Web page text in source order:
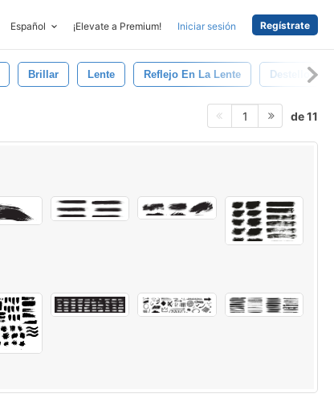
Español ¡Elevate a Premium! Iniciar sesión Regístrate
Brillar Lente Reflejo En La Lente Destellos
1 de 11